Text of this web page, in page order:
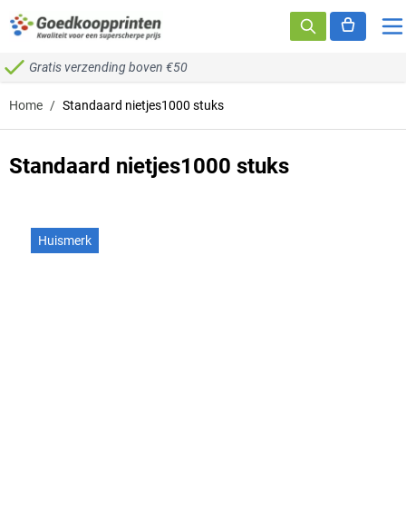
Ga naar de inhoud
Gratis verzending boven €50
Home / Standaard nietjes1000 stuks
Standaard nietjes1000 stuks
Huismerk